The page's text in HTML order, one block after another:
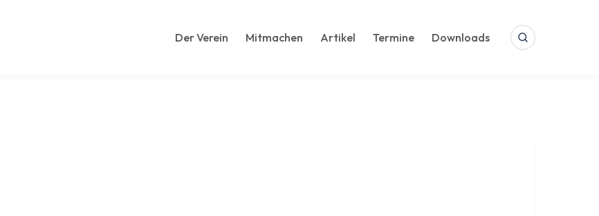
Der Verein Mitmachen Artikel Termine Downloads Suche